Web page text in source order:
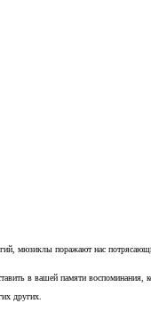
мюзиклы поражают нас
в вашей памяти воспоминания,
других.